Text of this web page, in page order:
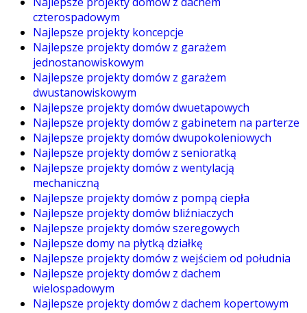
czterospadowym
Najlepsze projekty koncepcje
Najlepsze projekty domów z garażem
jednostanowiskowym
Najlepsze projekty domów z garażem
dwustanowiskowym
Najlepsze projekty domów dwuetapowych
Najlepsze projekty domów z gabinetem na parterze
Najlepsze projekty domów dwupokoleniowych
Najlepsze projekty domów z senioratką
Najlepsze projekty domów z wentylacją
mechaniczną
Najlepsze projekty domów z pompą ciepła
Najlepsze projekty domów bliźniaczych
Najlepsze projekty domów szeregowych
Najlepsze domy na płytką działkę
Najlepsze projekty domów z wejściem od południa
Najlepsze projekty domów z dachem
wielospadowym
Najlepsze projekty domów z dachem kopertowym